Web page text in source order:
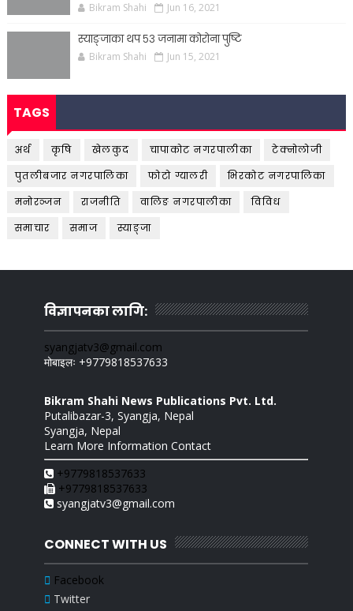
Bikram Shahi Jun 16, 2021
स्याङ्जाका थप ५३ जनामा कोरोना पुष्टि
Bikram Shahi Jun 15, 2021
TAGS
अर्थ कृषि खेलकुद चापाकोट नगरपालीका
टेक्नोलोजी
पुतलीबजार नगरपालिका
फोटो ग्यालरी
भिरकोट नगरपालिका
मनोरञ्जन
राजनीति वालिङ नगरपालीका
विविध
समाचार
समाज स्याङ्जा
विज्ञापनका लागि:
syangjatv3@gmail.com
मोबाइलः +9779818537633
Bikram Shahi News Publications Pvt. Ltd.
Putalibazar-3, Syangja, Nepal
Syangja, Nepal
Learn More Information Contact
+9779818537633
+9779818537633
syangjatv3@gmail.com
CONNECT WITH US
Facebook
Twitter